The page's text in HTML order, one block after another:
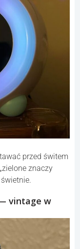
przed świtem
znaczy
vintage w